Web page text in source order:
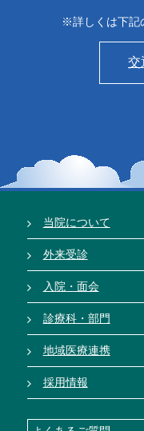
※詳しくは下記
交
当院について
外来受診
入院・面会
診療科・部門
地域医療連携
採用情報